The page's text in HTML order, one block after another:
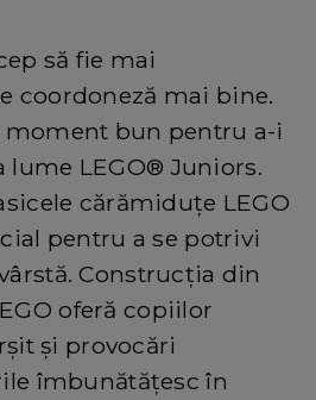
să fie mai
coordoneză mai bine.
moment bun pentru a-i
LEGO® Juniors.
cărămiduțe LEGO
pentru a se potrivi
Construcția din
oferă copiilor
și provocări
îmbunătățesc în